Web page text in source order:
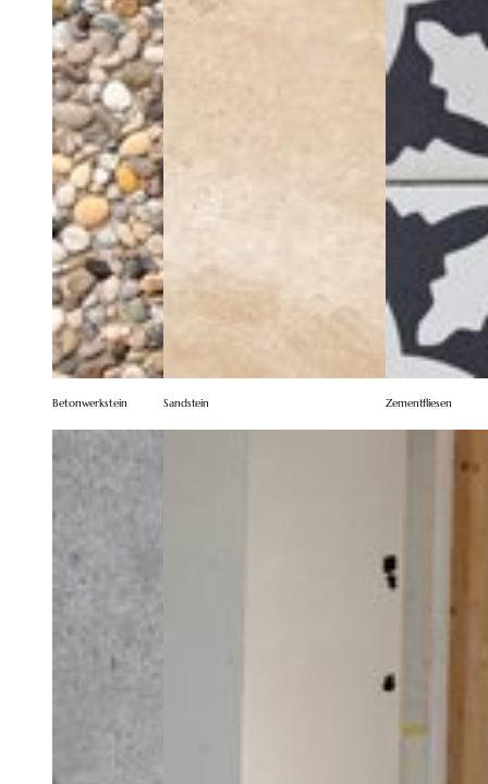
Betonwerkstein Sandstein Zementfliesen